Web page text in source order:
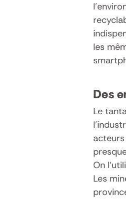
les
Des
Le
On
Les